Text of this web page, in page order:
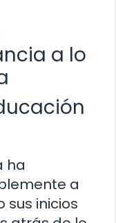
a lo
ha
a
sus inicios